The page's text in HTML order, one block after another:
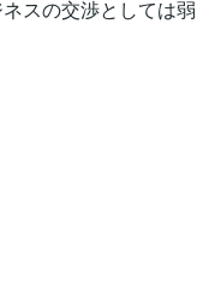
スの交渉としては弱